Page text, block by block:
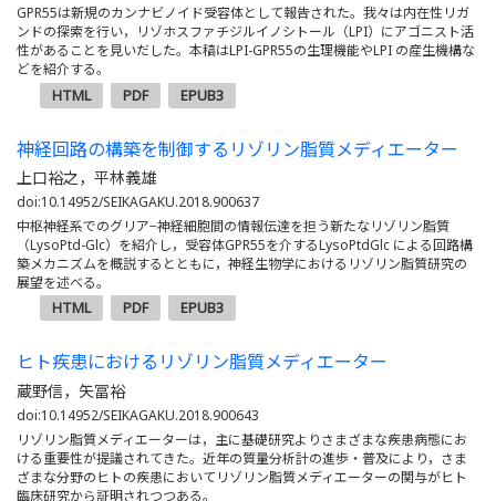
GPR55は新規のカンナビノイド受容体として報告された。我々は内在性リガ
ンドの探索を行い，リゾホスファチジルイノシトール（LPI）にアゴニスト活
性があることを見いだした。本稿はLPI-GPR55の生理機能やLPI の産生機構な
どを紹介する。
HTML PDF EPUB3
神経回路の構築を制御するリゾリン脂質メディエーター
上口裕之，平林義雄
doi:10.14952/SEIKAGAKU.2018.900637
中枢神経系でのグリア−神経細胞間の情報伝達を担う新たなリゾリン脂質
（LysoPtd-Glc）を紹介し，受容体GPR55を介するLysoPtdGlc による回路構
築メカニズムを概説するとともに，神経生物学におけるリゾリン脂質研究の
展望を述べる。
HTML PDF EPUB3
ヒト疾患におけるリゾリン脂質メディエーター
蔵野信，矢冨裕
doi:10.14952/SEIKAGAKU.2018.900643
リゾリン脂質メディエーターは，主に基礎研究よりさまざまな疾患病態にお
ける重要性が提議されてきた。近年の質量分析計の進歩・普及により，さま
ざまな分野のヒトの疾患においてリゾリン脂質メディエーターの関与がヒト
臨床研究から証明されつつある。